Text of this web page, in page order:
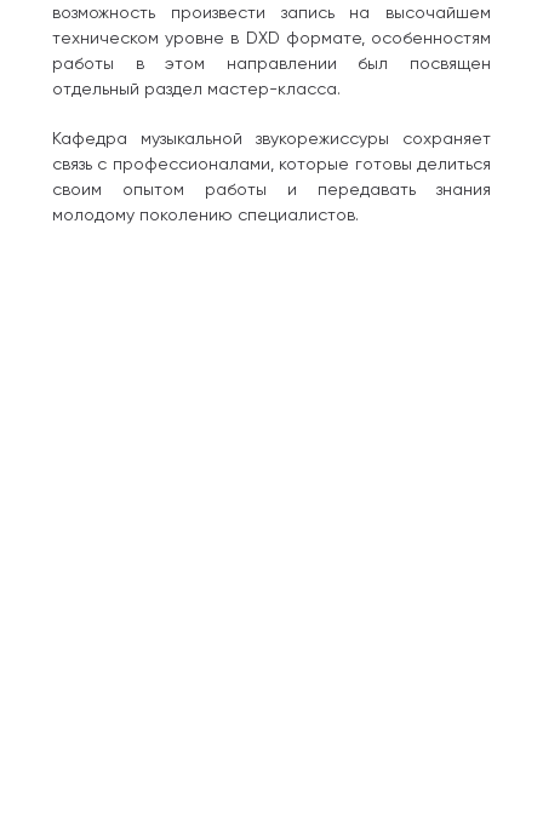
возможность произвести запись на высочайшем
техническом уровне в DXD формате, особенностям
работы в этом направлении был посвящен
отдельный раздел мастер-класса.
Кафедра музыкальной звукорежиссуры сохраняет
связь с профессионалами, которые готовы делиться
своим опытом работы и передавать знания
молодому поколению специалистов.